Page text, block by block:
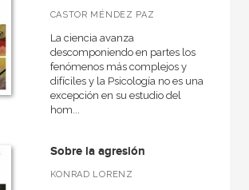
CASTOR MÉNDEZ PAZ
La ciencia avanza
descomponiendo en partes los
fenómenos más complejos y
difíciles y la Psicología no es una
excepción en su estudio del
hom...
Sobre la agresión
KONRAD LORENZ